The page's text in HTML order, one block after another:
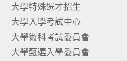
大學特殊選才招生
大學入學考試中心
大學術科考試委員會
大學甄選入學委員會